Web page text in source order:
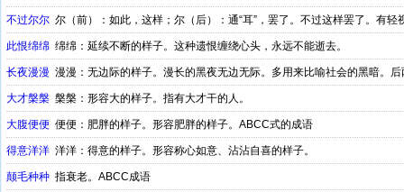
不过尔尔 尔（前）：如此，这样；尔（后）：通“耳”，罢了。不过这样罢了。有轻
此恨绵绵 绵绵：延续不断的样子。这种遗恨缠绕心头，永远不能逝去。
长夜漫漫 漫漫：无边际的样子。漫长的黑夜无边无际。多用来比喻社会的黑暗。
大才槃槃 槃槃：形容大的样子。指有大才干的人。
大腹便便 便便：肥胖的样子。形容肥胖的样子。ABCC式的成语
得意洋洋 洋洋：得意的样子。形容称心如意、沾沾自喜的样子。
颠毛种种 指衰老。ABCC成语